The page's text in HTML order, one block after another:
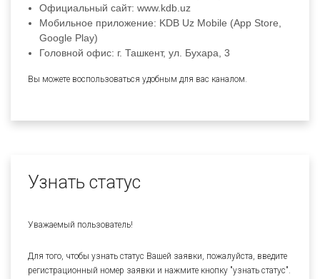
Официальный сайт: www.kdb.uz
Мобильное приложение: KDB Uz Mobile (App Store,
Google Play)
Головной офис: г. Ташкент, ул. Бухара, 3
Вы можете воспользоваться удобным для вас каналом.
Узнать статус
Уважаемый пользователь!
Для того, чтобы узнать статус Вашей заявки, пожалуйста, введите
регистрационный номер заявки и нажмите кнопку "узнать статус".